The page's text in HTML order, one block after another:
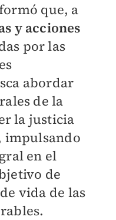
que, a
y acciones
por las
abordar
de la
la justicia
impulsando
en el
de
vida de las